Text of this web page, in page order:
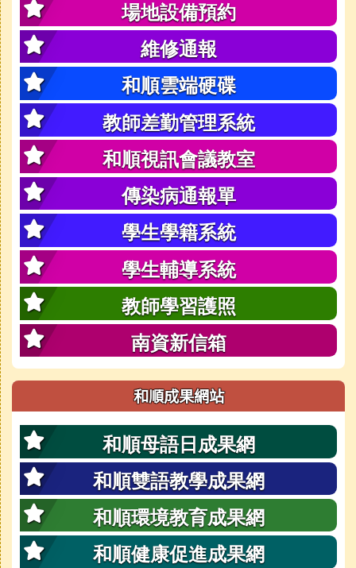
場地設備預約
維修通報
和順雲端硬碟
教師差勤管理系統
和順視訊會議教室
傳染病通報單
學生學籍系統
學生輔導系統
教師學習護照
南資新信箱
和順成果網站
和順母語日成果網
和順雙語教學成果網
和順環境教育成果網
和順健康促進成果網